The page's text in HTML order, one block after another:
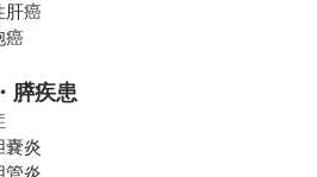
癌
癌
膵疾患
炎
炎